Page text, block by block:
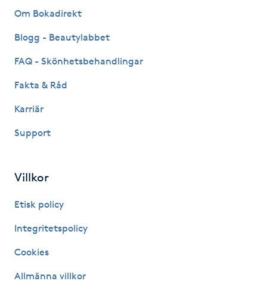
Kinesiologi
Kiropraktik
Klangmassage
Klippning
Klippning & Slingor
Koppningsmassage
Om Bokadirekt
Blogg - Beautylabbet
FAQ - Skönhetsbehandlingar
Fakta & Råd
Karriär
Support
Villkor
Etisk policy
Integritetspolicy
Cookies
Allmänna villkor